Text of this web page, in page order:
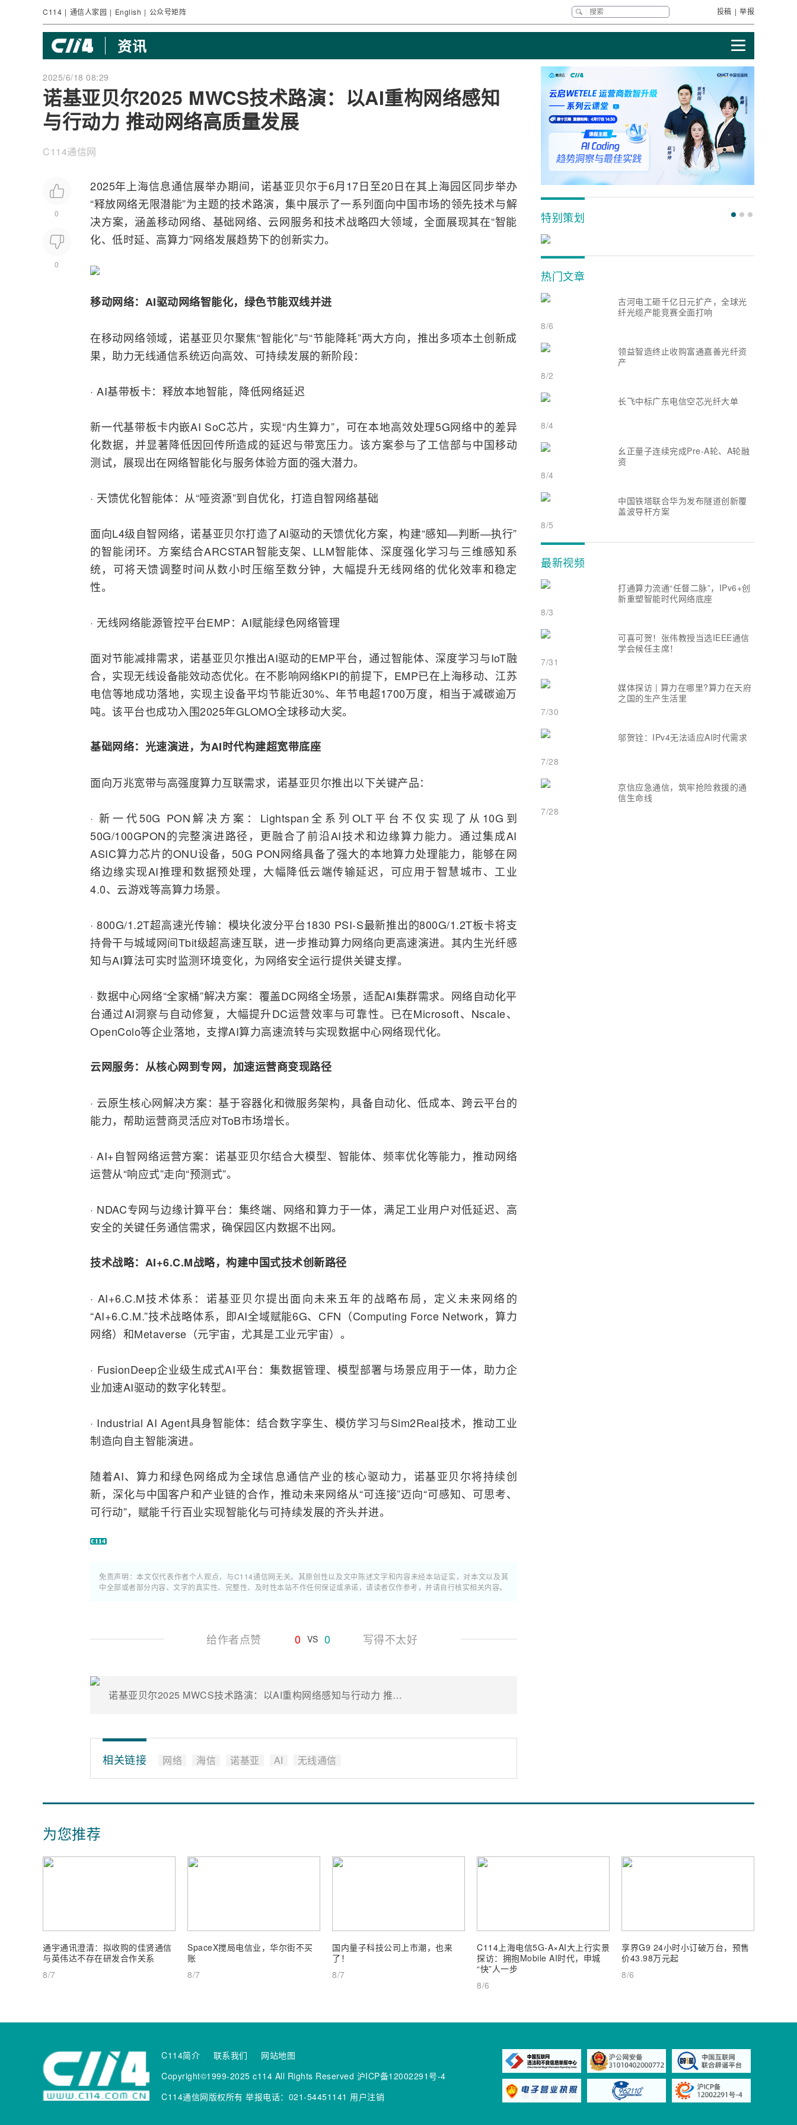
C114 | 通信人家园 | English | 公众号矩阵 投稿 | 举报
资讯
2025/6/18 08:29
诺基亚贝尔2025 MWCS技术路演：以AI重构网络感知
与行动力 推动网络高质量发展
C114通信网
0
0
2025年上海信息通信展举办期间，诺基亚贝尔于6月17日至20日在其上海园区同步举办
“释放网络无限潜能”为主题的技术路演，集中展示了一系列面向中国市场的领先技术与解
决方案，涵盖移动网络、基础网络、云网服务和技术战略四大领域，全面展现其在“智能
化、低时延、高算力”网络发展趋势下的创新实力。
移动网络： AI驱动网络智能化，绿色节能双线并进
在移动网络领域，诺基亚贝尔聚焦“智能化”与“节能降耗”两大方向，推出多项本土创新成
果，助力无线通信系统迈向高效、可持续发展的新阶段：
· AI基带板卡：释放本地智能，降低网络延迟
新一代基带板卡内嵌AI SoC芯片，实现“内生算力”，可在本地高效处理5G网络中的差异
化数据，并显著降低因回传所造成的延迟与带宽压力。该方案参与了工信部与中国移动
测试，展现出在网络智能化与服务体验方面的强大潜力。
· 天馈优化智能体：从“哑资源”到自优化，打造自智网络基础
面向L4级自智网络，诺基亚贝尔打造了AI驱动的天馈优化方案，构建“感知—判断—执行”
的智能闭环。方案结合ARCSTAR智能支架、LLM智能体、深度强化学习与三维感知系
统，可将天馈调整时间从数小时压缩至数分钟，大幅提升无线网络的优化效率和稳定
性。
· 无线网络能源管控平台EMP：AI赋能绿色网络管理
面对节能减排需求，诺基亚贝尔推出AI驱动的EMP平台，通过智能体、深度学习与IoT融
合，实现无线设备能效动态优化。在不影响网络KPI的前提下，EMP已在上海移动、江苏
电信等地成功落地，实现主设备平均节能近30%、年节电超1700万度，相当于减碳逾万
吨。该平台也成功入围2025年GLOMO全球移动大奖。
基础网络：光速演进，为AI时代构建超宽带底座
面向万兆宽带与高强度算力互联需求，诺基亚贝尔推出以下关键产品：
· 新一代50G PON解决方案：Lightspan全系列OLT平台不仅实现了从10G到
50G/100GPON的完整演进路径，更融合了前沿AI技术和边缘算力能力。通过集成AI
ASIC算力芯片的ONU设备，50G PON网络具备了强大的本地算力处理能力，能够在网
络边缘实现AI推理和数据预处理，大幅降低云端传输延迟，可应用于智慧城市、工业
4.0、云游戏等高算力场景。
· 800G/1.2T超高速光传输：模块化波分平台1830 PSI-S最新推出的800G/1.2T板卡将支
持骨干与城域网间Tbit级超高速互联，进一步推动算力网络向更高速演进。其内生光纤感
知与AI算法可实时监测环境变化，为网络安全运行提供关键支撑。
· 数据中心网络“全家桶”解决方案：覆盖DC网络全场景，适配AI集群需求。网络自动化平
台通过AI洞察与自动修复，大幅提升DC运营效率与可靠性。已在Microsoft、Nscale、
OpenColo等企业落地，支撑AI算力高速流转与实现数据中心网络现代化。
云网服务：从核心网到专网，加速运营商变现路径
· 云原生核心网解决方案：基于容器化和微服务架构，具备自动化、低成本、跨云平台的
能力，帮助运营商灵活应对ToB市场增长。
· AI+自智网络运营方案：诺基亚贝尔结合大模型、智能体、频率优化等能力，推动网络
运营从“响应式”走向“预测式”。
· NDAC专网与边缘计算平台：集终端、网络和算力于一体，满足工业用户对低延迟、高
安全的关键任务通信需求，确保园区内数据不出网。
技术战略： AI+6.C.M战略，构建中国式技术创新路径
· AI+6.C.M技术体系：诺基亚贝尔提出面向未来五年的战略布局，定义未来网络的
“AI+6.C.M.”技术战略体系，即AI全域赋能6G、CFN（Computing Force Network，算力
网络）和Metaverse（元宇宙，尤其是工业元宇宙）。
· FusionDeep企业级生成式AI平台：集数据管理、模型部署与场景应用于一体，助力企
业加速AI驱动的数字化转型。
· Industrial AI Agent具身智能体：结合数字孪生、模仿学习与Sim2Real技术，推动工业
制造向自主智能演进。
随着AI、算力和绿色网络成为全球信息通信产业的核心驱动力，诺基亚贝尔将持续创
新，深化与中国客户和产业链的合作，推动未来网络从“可连接”迈向“可感知、可思考、
可行动”，赋能千行百业实现智能化与可持续发展的齐头并进。
免责声明：本文仅代表作者个人观点，与C114通信网无关。其原创性以及文中陈述文字和内容未经本站证实，对本文以及其
中全部或者部分内容、文字的真实性、完整性、及时性本站不作任何保证或承诺，请读者仅作参考，并请自行核实相关内容。
给作者点赞 0 VS 0 写得不太好
诺基亚贝尔2025 MWCS技术路演：以AI重构网络感知与行动力 推动网络高质量发展
相关链接 网络 海信 诺基亚 AI 无线通信
特别策划
热门文章
古河电工砸千亿日元扩产，全球光
纤光缆产能竞赛全面打响
8/6
领益智造终止收购富通嘉善光纤资
产
8/2
长飞中标广东电信空芯光纤大单
8/4
幺正量子连续完成Pre-A轮、A轮融
资
8/4
中国铁塔联合华为发布隧道创新覆
盖波导杆方案
8/5
最新视频
打通算力流通“任督二脉”，IPv6+创
新重塑智能时代网络底座
8/3
可喜可贺！张伟教授当选IEEE通信
学会候任主席！
7/31
媒体探访 | 算力在哪里?算力在天府
之国的生产生活里
7/30
邬贺铨：IPv4无法适应AI时代需求
7/28
京信应急通信，筑牢抢险救援的通
信生命线
7/28
为您推荐
通宇通讯澄清：拟收购的佳贤通信
与英伟达不存在研发合作关系
8/7
SpaceX搅局电信业，华尔街不买
账
8/7
国内量子科技公司上市潮，也来
了！
8/7
C114上海电信5G-A×AI大上行实景
探访：拥抱Mobile AI时代，申城
“快”人一步
8/6
享界G9 24小时小订破万台，预售
价43.98万元起
8/6
C114简介 联系我们
网站地图
Copyright©1999-2025 c114 All Rights Reserved 沪ICP备12002291号-4
C114通信网版权所有 举报电话：021-54451141 用户注销